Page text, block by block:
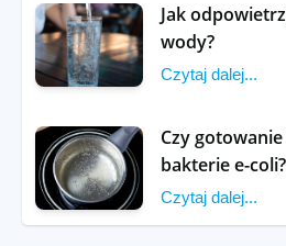
Jak
wody?
Czytaj dalej...
Czy
bakterie e-coli?
Czytaj dalej...